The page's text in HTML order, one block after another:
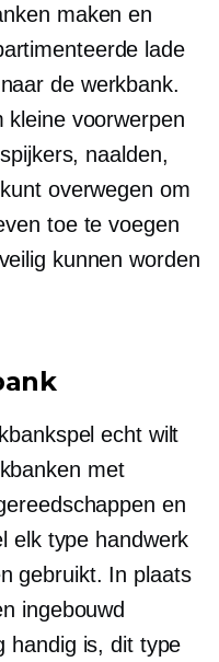
maken en
lade
naar de werkbank.
kleine voorwerpen
naalden,
overwegen om
toe te voegen
kunnen worden
echt wilt
met
en
elk type handwerk
gebruikt. In plaats
ingebouwd
handig is, dit type